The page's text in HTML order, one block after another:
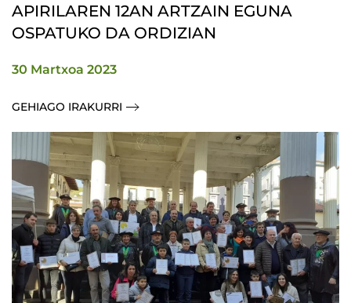
APIRILAREN 12AN ARTZAIN EGUNA
OSPATUKO DA ORDIZIAN
30 Martxoa 2023
GEHIAGO IRAKURRI